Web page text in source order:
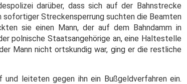
darüber, dass sich auf der Bahnstrecke
sofortiger Streckensperrung suchten die Beamten
sie einen Mann, der auf dem Bahndamm in
polnische Staatsangehörige an, eine Haltestelle
Mann nicht ortskundig war, ging er die restliche
leiteten gegen ihn ein Bußgeldverfahren ein.